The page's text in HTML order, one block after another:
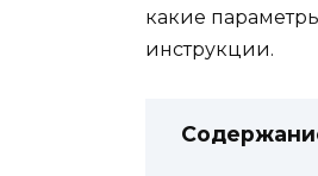
какие
инструкции.